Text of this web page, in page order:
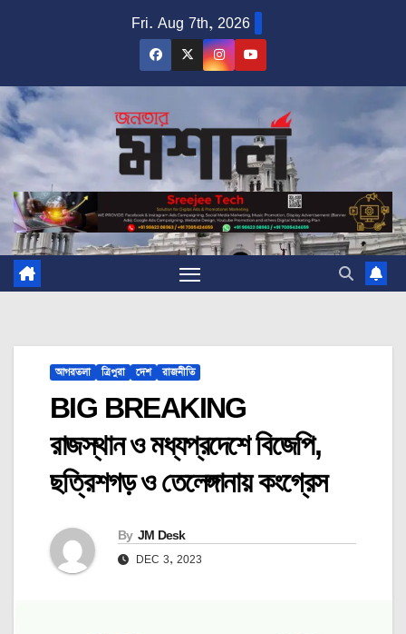
Fri. Aug 7th, 2026
আগরতলা ত্রিপুরা দেশ রাজনীতি
BIG BREAKING
রাজস্থান ও মধ্যপ্রদেশে বিজেপি,
ছত্রিশগড় ও তেলেঙ্গানায় কংগ্রেস
By JM Desk
DEC 3, 2023